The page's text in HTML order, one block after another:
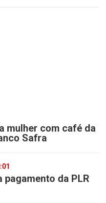
mulher com café da
Safra
da PLR